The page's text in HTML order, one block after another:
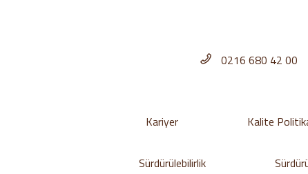
0216 680 42 00
Kariyer Kalite
Sürdürülebilirlik